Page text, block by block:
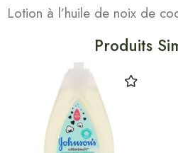
Lotion à l’huile de noix de
Produits